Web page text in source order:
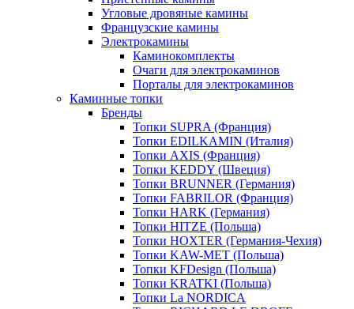
Угловые дровяные камины
Французские камины
Электрокамины
Каминокомплекты
Очаги для электрокаминов
Порталы для электрокаминов
Каминные топки
Бренды
Топки SUPRA (Франция)
Топки EDILKAMIN (Италия)
Топки AXIS (Франция)
Топки KEDDY (Швеция)
Топки BRUNNER (Германия)
Топки FABRILOR (Франция)
Топки HARK (Германия)
Топки HITZE (Польша)
Топки HOXTER (Германия-Чехия)
Топки KAW-MET (Польша)
Топки KFDesign (Польша)
Топки KRATKI (Польша)
Топки La NORDICA